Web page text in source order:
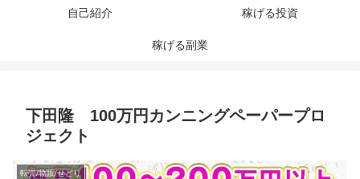
自己紹介 稼げる投資
稼げる副業
下田隆 100万円カンニングペーパープロ
ジェクト
転売/物販/せどり